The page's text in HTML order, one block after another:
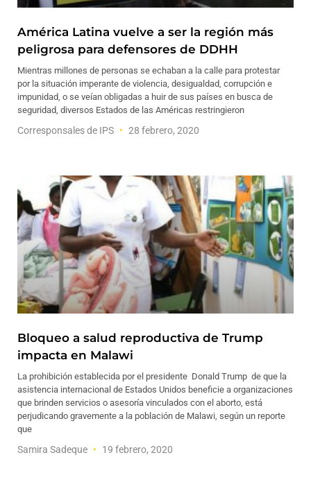
América Latina vuelve a ser la región más
peligrosa para defensores de DDHH
Mientras millones de personas se echaban a la calle para protestar
por la situación imperante de violencia, desigualdad, corrupción e
impunidad, o se veían obligadas a huir de sus países en busca de
seguridad, diversos Estados de las Américas restringieron
Corresponsales de IPS 28 febrero, 2020
Bloqueo a salud reproductiva de Trump
impacta en Malawi
La prohibición establecida por el presidente Donald Trump de que la
asistencia internacional de Estados Unidos beneficie a organizaciones
que brinden servicios o asesoría vinculados con el aborto, está
perjudicando gravemente a la población de Malawi, según un reporte
que
Samira Sadeque 19 febrero, 2020